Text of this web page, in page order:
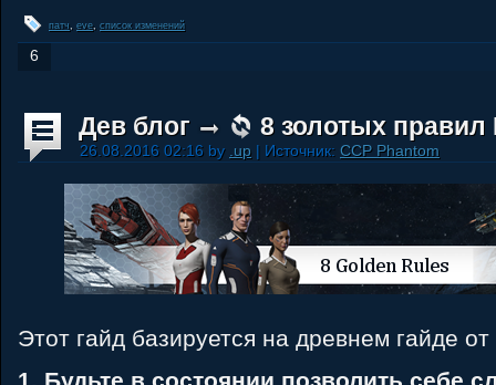
патч eve, список изменений
6
Дев блог 8 золотых
26.08.2016 02:16 by .up | Источник: CCP Phantom
Этот гайд базируется на древнем гайде от